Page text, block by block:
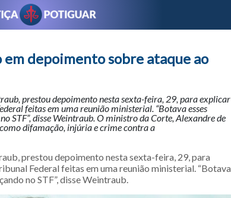
depoimento sobre ataque ao
prestou depoimento nesta sexta-feira, 29, para explicar
feitas em uma reunião ministerial. “Botava esses
STF”, disse Weintraub. O ministro da Corte, Alexandre de
difamação, injúria e crime contra a
prestou depoimento nesta sexta-feira, 29, para
Federal feitas em uma reunião ministerial. “Botava
no STF”, disse Weintraub.